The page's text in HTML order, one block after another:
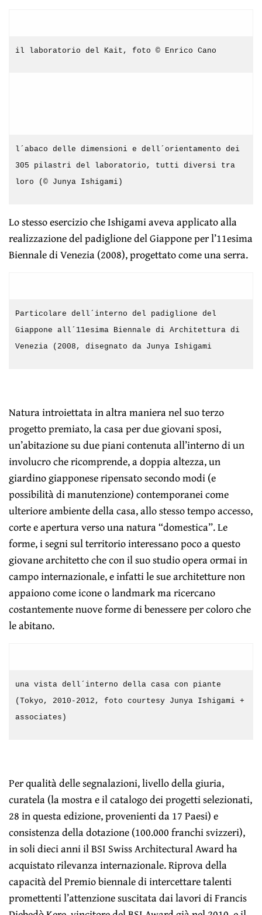
il laboratorio del Kait, foto © Enrico Cano
l´abaco delle dimensioni e dell´orientamento dei
305 pilastri del laboratorio, tutti diversi tra
loro (© Junya Ishigami)
Lo stesso esercizio che Ishigami aveva applicato alla
realizzazione del padiglione del Giappone per l’11esima
Biennale di Venezia (2008), progettato come una serra.
Particolare dell´interno del padiglione del
Giappone all´11esima Biennale di Architettura di
Venezia (2008, disegnato da Junya Ishigami
Natura introiettata in altra maniera nel suo terzo
progetto premiato, la casa per due giovani sposi,
un’abitazione su due piani contenuta all’interno di un
involucro che ricomprende, a doppia altezza, un
giardino giapponese ripensato secondo modi (e
possibilità di manutenzione) contemporanei come
ulteriore ambiente della casa, allo stesso tempo accesso,
corte e apertura verso una natura “domestica”. Le
forme, i segni sul territorio interessano poco a questo
giovane architetto che con il suo studio opera ormai in
campo internazionale, e infatti le sue architetture non
appaiono come icone o landmark ma ricercano
costantemente nuove forme di benessere per coloro che
le abitano.
una vista dell´interno della casa con piante
(Tokyo, 2010-2012, foto courtesy Junya Ishigami +
associates)
Per qualità delle segnalazioni, livello della giuria,
curatela (la mostra e il catalogo dei progetti selezionati,
28 in questa edizione, provenienti da 17 Paesi) e
consistenza della dotazione (100.000 franchi svizzeri),
in soli dieci anni il BSI Swiss Architectural Award ha
acquistato rilevanza internazionale. Riprova della
capacità del Premio biennale di intercettare talenti
promettenti l’attenzione suscitata dai lavori di Francis